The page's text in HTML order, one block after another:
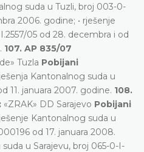
suda u Tuzli, broj 003-0-
2006. godine; • rješenje
05 od 28. decembra i od
107. AP 835/07
Tuzla Pobijani
Kantonalnog suda u
11. januara 2007. godine. 108.
«ZRAK» DD Sarajevo Pobijani
Kantonalnog suda u
od 17. januara 2008.
u Sarajevu, broj 065-0-I-